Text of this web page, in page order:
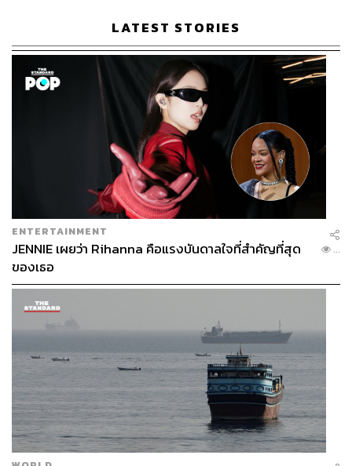
LATEST STORIES
ENTERTAINMENT
JENNIE เผยว่า Rihanna คือแรงบันดาลใจที่สำคัญที่สุด
ของเธอ
...